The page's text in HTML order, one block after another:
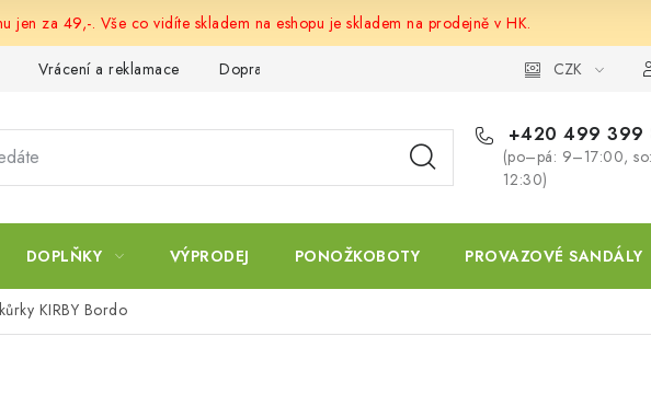
jen za 49,-. Vše co vidíte skladem na eshopu je skladem na prodejně v HK.
Vrácení a reklamace Doprava a platba CZK
+420 499 399
(po–pá: 9–17:00,
12:30)
DOPLŇKY VÝPRODEJ PONOŽKOBOTY PROVAZOVÉ SANDÁLY
KIRBY Bordo